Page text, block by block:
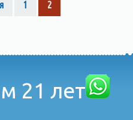
1 2
21 лет